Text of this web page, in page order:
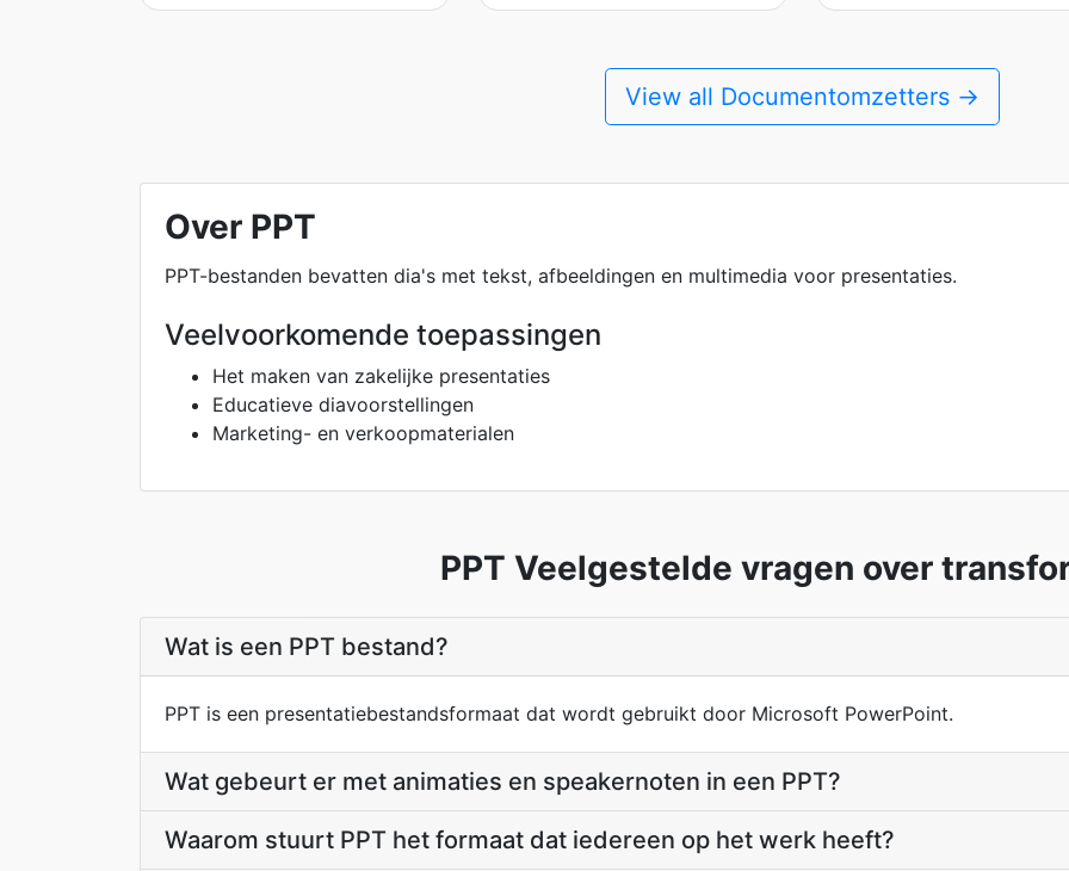
View all Documentomzetters →
Over PPT
PPT-bestanden bevatten dia's met tekst, afbeeldingen en multimedia voor presentaties.
Veelvoorkomende toepassingen
Het maken van zakelijke presentaties
Educatieve diavoorstellingen
Marketing- en verkoopmaterialen
PPT Veelgestelde vragen over
Wat is een PPT bestand?
PPT is een presentatiebestandsformaat dat wordt gebruikt door Microsoft PowerPoint.
Wat gebeurt er met animaties en speakernoten in een PPT?
Waarom stuurt PPT het formaat dat iedereen op het werk heeft?